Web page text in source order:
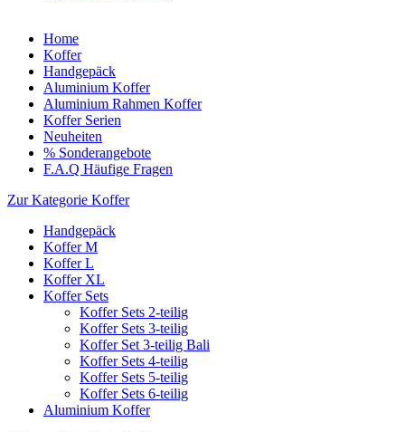
Home
Koffer
Handgepäck
Aluminium Koffer
Aluminium Rahmen Koffer
Koffer Serien
Neuheiten
% Sonderangebote
F.A.Q Häufige Fragen
Zur Kategorie Koffer
Handgepäck
Koffer M
Koffer L
Koffer XL
Koffer Sets
Koffer Sets 2-teilig
Koffer Sets 3-teilig
Koffer Set 3-teilig Bali
Koffer Sets 4-teilig
Koffer Sets 5-teilig
Koffer Sets 6-teilig
Aluminium Koffer